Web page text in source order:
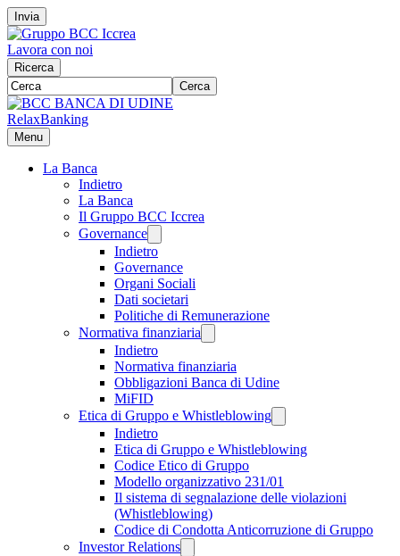
Invia
Lavora con noi
Ricerca
Cerca
RelaxBanking
Menu
La Banca
Indietro
La Banca
Il Gruppo BCC Iccrea
Governance
Indietro
Governance
Organi Sociali
Dati societari
Politiche di Remunerazione
Normativa finanziaria
Indietro
Normativa finanziaria
Obbligazioni Banca di Udine
MiFID
Etica di Gruppo e Whistleblowing
Indietro
Etica di Gruppo e Whistleblowing
Codice Etico di Gruppo
Modello organizzativo 231/01
Il sistema di segnalazione delle violazioni
(Whistleblowing)
Codice di Condotta Anticorruzione di Gruppo
Investor Relations